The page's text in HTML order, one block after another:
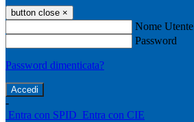
button close ×
Nome Utente
Password
Password dimenticata?
-
Entra con SPID Entra con CIE